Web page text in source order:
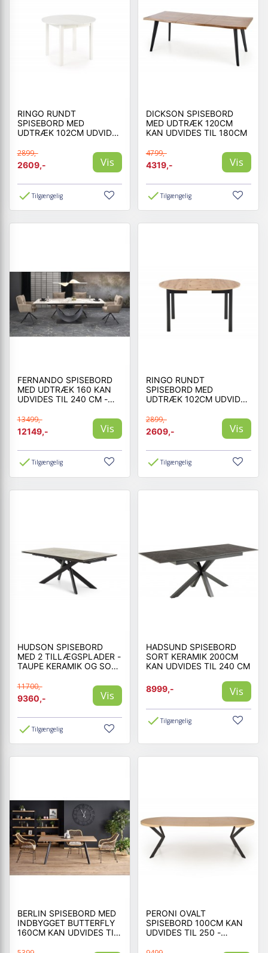
RINGO RUNDT
SPISEBORD MED
UDTRÆK 102CM UDVIDES
2899,-
2609,-
Vis
Tilgængelig
DICKSON SPISEBORD
MED UDTRÆK 120CM
KAN UDVIDES TIL 180CM
4799,-
4319,-
Vis
Tilgængelig
FERNANDO SPISEBORD
MED UDTRÆK 160 KAN
UDVIDES TIL 240 CM -
13499,-
12149,-
Vis
Tilgængelig
RINGO RUNDT
SPISEBORD MED
UDTRÆK 102CM UDVIDES
/ SORT
2899,-
2609,-
Vis
Tilgængelig
HUDSON SPISEBORD
MED 2 TILLÆGSPLADER -
TAUPE KERAMIK OG SORT
UDVIDES TIL 300 CM
11700,-
9360,-
Vis
Tilgængelig
HADSUND SPISEBORD
SORT KERAMIK 200CM
KAN UDVIDES TIL 240 CM
8999,- Vis
Tilgængelig
BERLIN SPISEBORD MED
INDBYGGET BUTTERFLY
160CM KAN UDVIDES TIL
PERONI OVALT
SPISEBORD 100CM KAN
UDVIDES TIL 250 -